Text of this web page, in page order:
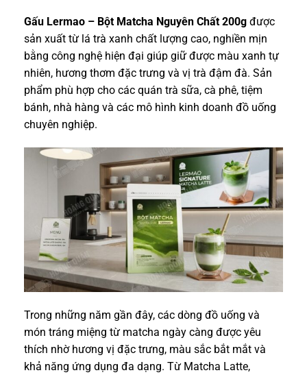
Gấu Lermao – Bột Matcha Nguyên Chất 200g được
sản xuất từ lá trà xanh chất lượng cao, nghiền mịn
bằng công nghệ hiện đại giúp giữ được màu xanh tự
nhiên, hương thơm đặc trưng và vị trà đậm đà. Sản
phẩm phù hợp cho các quán trà sữa, cà phê, tiệm
bánh, nhà hàng và các mô hình kinh doanh đồ uống
chuyên nghiệp.
Trong những năm gần đây, các dòng đồ uống và
món tráng miệng từ matcha ngày càng được yêu
thích nhờ hương vị đặc trưng, màu sắc bắt mắt và
khả năng ứng dụng đa dạng. Từ Matcha Latte,